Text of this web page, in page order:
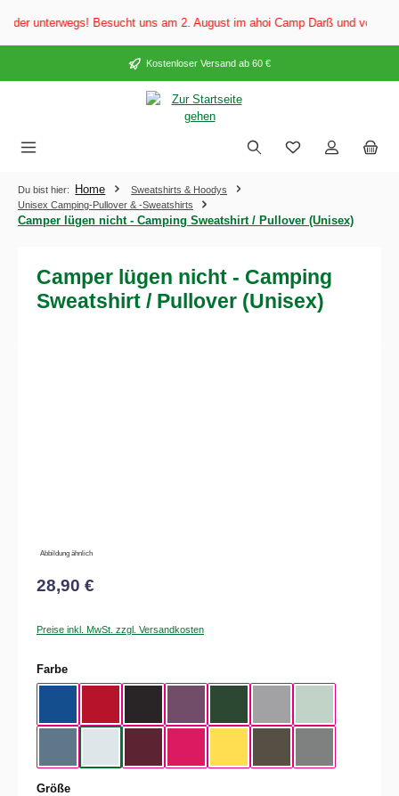
springen
unterwegs! Besucht uns am 2. August im ahoi Camp Darß und vom 3.
Kostenloser Versand ab 60 €
Du bist hier: Home
Sweatshirts & Hoodys
Unisex Camping-Pullover & -Sweatshirts
Camper lügen nicht - Camping Sweatshirt / Pullover (Unisex)
Camper lügen nicht - Camping
Sweatshirt / Pullover (Unisex)
Abbildung ähnlich
28,90 €
Preise inkl. MwSt. zzgl. Versandkosten
Farbeauswählen
Größeauswählen